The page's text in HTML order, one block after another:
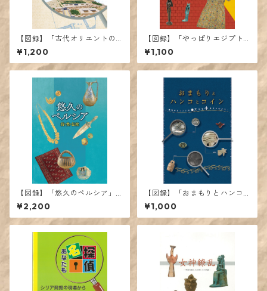
【図録】「古代オリエントの
たてものとまちづくり」展カ
タログ
¥1,200
【図録】「やっぱりエジプト
が好き♡」展カタログ
¥1,100
【図録】「悠久のペルシア」
展カタログ
¥2,200
【図録】「おまもりとハンコ
とコイン」展カタログ
¥1,000